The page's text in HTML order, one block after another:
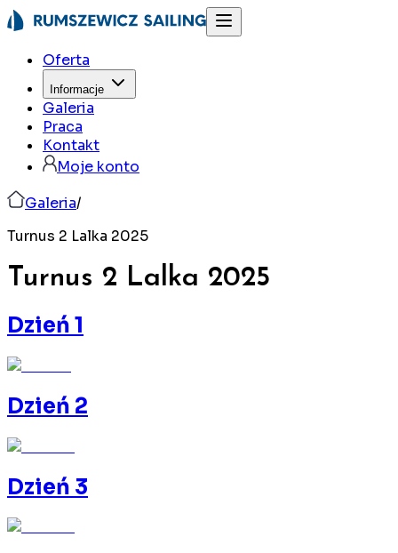
Oferta
Informacje
Galeria
Praca
Kontakt
Moje konto
Galeria/
Turnus 2 Lalka 2025
Turnus 2 Lalka 2025
Dzień 1
Dzień 2
Dzień 3